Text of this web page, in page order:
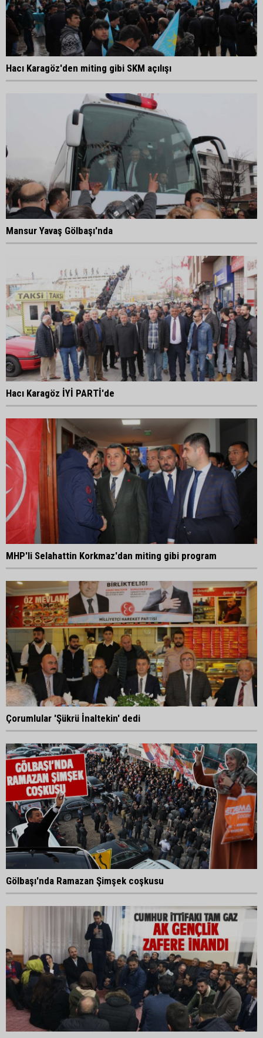
Hacı Karagöz'den miting gibi SKM açılışı
Mansur Yavaş Gölbaşı'nda
Hacı Karagöz İYİ PARTİ'de
MHP'li Selahattin Korkmaz'dan miting gibi program
Çorumlular 'Şükrü İnaltekin' dedi
Gölbaşı'nda Ramazan Şimşek coşkusu